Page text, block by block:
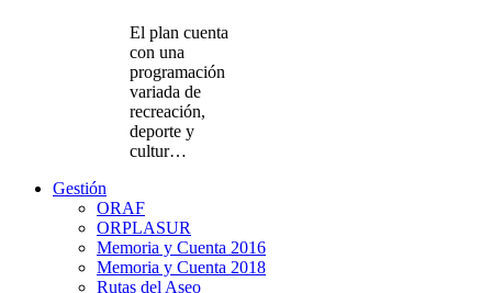
El plan cuenta
con una
programación
variada de
recreación,
deporte y
cultur…
Gestión
ORAF
ORPLASUR
Memoria y Cuenta 2016
Memoria y Cuenta 2018
Rutas del Aseo